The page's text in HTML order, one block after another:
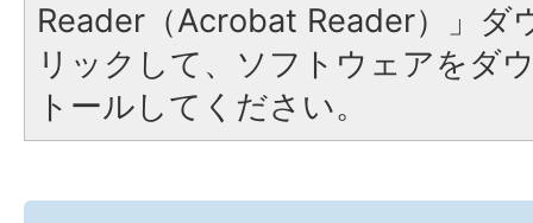
Reader（Acrobat Reader）」ダ
リックして、ソフトウェアをダ
トールしてください。